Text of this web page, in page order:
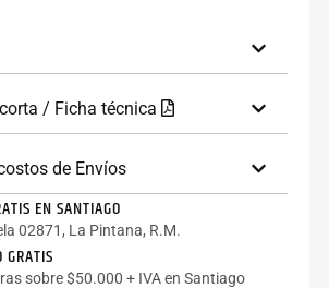
/ Ficha técnica
de Envíos
EN SANTIAGO
02871, La Pintana, R.M.
GRATIS
sobre $50.000 + IVA en Santiago